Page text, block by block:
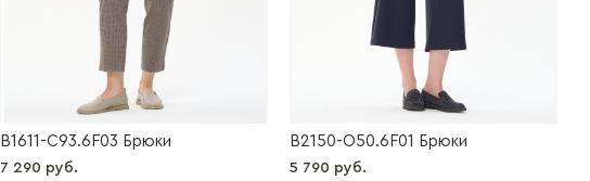
B1611-C93.6F03 Брюки
7 290 руб.
B2150-O50.6F01 Брюки
5 790 руб.